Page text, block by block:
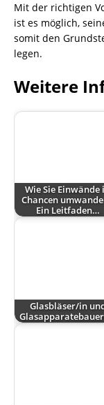
Mit der richtigen
ist es möglich,
somit den
legen.
Weitere
Wie Sie Einwände
Chancen
Ein Leitfaden…
Glasbläser/in